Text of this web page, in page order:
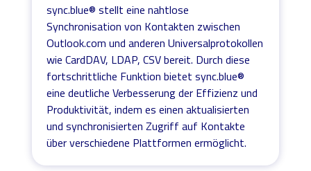
sync.blue® stellt eine nahtlose
Synchronisation von Kontakten zwischen
Outlook.com und anderen Universalprotokollen
wie CardDAV, LDAP, CSV bereit. Durch diese
fortschrittliche Funktion bietet sync.blue®
eine deutliche Verbesserung der Effizienz und
Produktivität, indem es einen aktualisierten
und synchronisierten Zugriff auf Kontakte
über verschiedene Plattformen ermöglicht.